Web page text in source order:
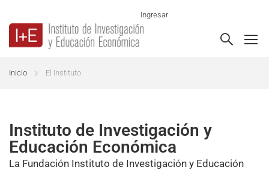
Ingresar
Inicio El Instituto
Instituto de Investigación y
Educación Económica
La Fundación Instituto de Investigación y Educación